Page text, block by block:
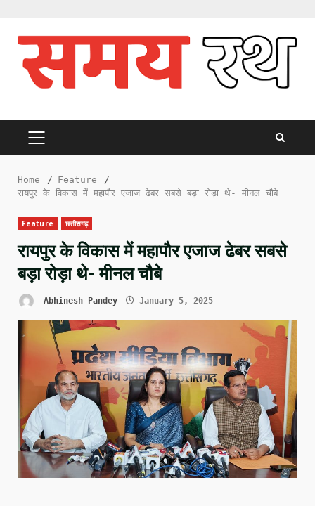
content
PRIMARY
Home
Feature
रायपुर के विकास में महापौर एजाज ढेबर सबसे बड़ा रोड़ा थे- मीनल चौबे
Feature छत्तीसगढ़
रायपुर के विकास में महापौर एजाज ढेबर सबसे
बड़ा रोड़ा थे- मीनल चौबे
Abhinesh Pandey January 5, 2025